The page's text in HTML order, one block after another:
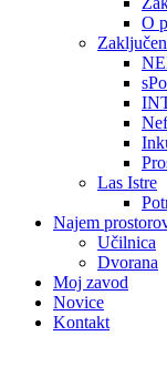
O
Las Istre
Najem
Učilnica
Dvorana
Moj zavod
Novice
Kontakt